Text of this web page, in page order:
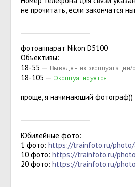
не прочитать, если закончатся
фотоаппарат Nikon D5100
Объективы:
18-55 —
18-105 —
проще, я начинающий фотограф))
Юбилейные фото:
1 фото: https://trainfoto.ru/
10 фото: https://trainfoto.ru/
20 фото: https://trainfoto.ru/